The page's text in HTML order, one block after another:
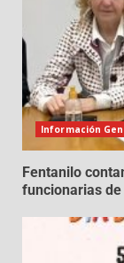
Información
Fentanilo
funcionarias de